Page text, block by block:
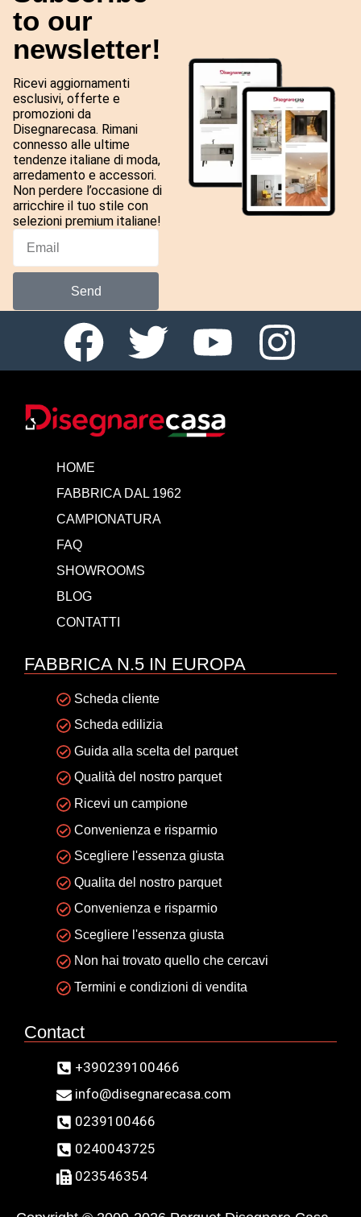
to our
newsletter!
Ricevi aggiornamenti
esclusivi, offerte e
promozioni da
Disegnarecasa. Rimani
connesso alle ultime
tendenze italiane di moda,
arredamento e accessori.
Non perdere l’occasione di
arricchire il tuo stile con
selezioni premium italiane!
Send
HOME
FABBRICA DAL 1962
CAMPIONATURA
FAQ
SHOWROOMS
BLOG
CONTATTI
FABBRICA N.5 IN EUROPA
Scheda cliente
Scheda edilizia
Guida alla scelta del parquet
Qualità del nostro parquet
Ricevi un campione
Convenienza e risparmio
Scegliere l'essenza giusta
Qualita del nostro parquet
Convenienza e risparmio
Scegliere l'essenza giusta
Non hai trovato quello che cercavi
Termini e condizioni di vendita
Contact
+390239100466
info@disegnarecasa.com
0239100466
0240043725
023546354